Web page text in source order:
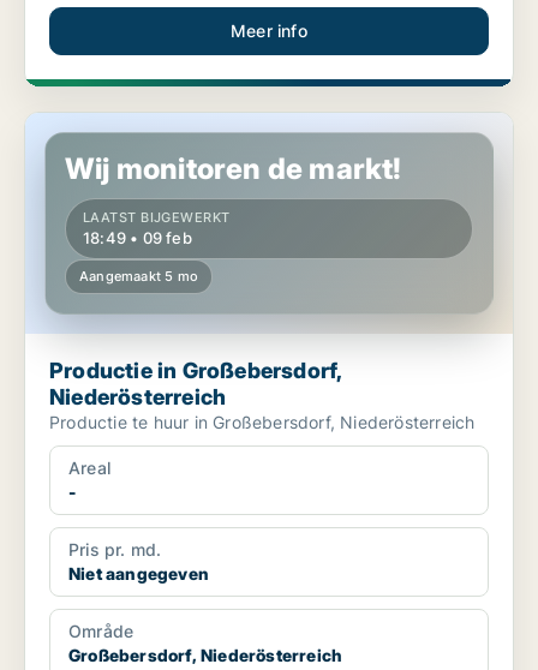
Meer info
Productie in Großebersdorf, Niederösterreich
Wij monitoren de markt!
LAATST BIJGEWERKT
18:49 • 09 feb
Aangemaakt 5 mo
Productie in Großebersdorf,
Niederösterreich
Productie te huur in Großebersdorf, Niederösterreich
Areal
-
Pris pr. md.
Niet aangegeven
Område
Großebersdorf, Niederösterreich